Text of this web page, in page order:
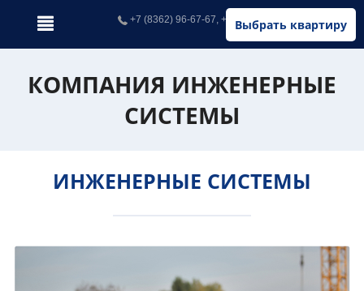
Выбрать квартиру
+7 (8362) 96-67-67, +7 (902) 326-67-67
КОМПАНИЯ ИНЖЕНЕРНЫЕ
СИСТЕМЫ
ИНЖЕНЕРНЫЕ СИСТЕМЫ